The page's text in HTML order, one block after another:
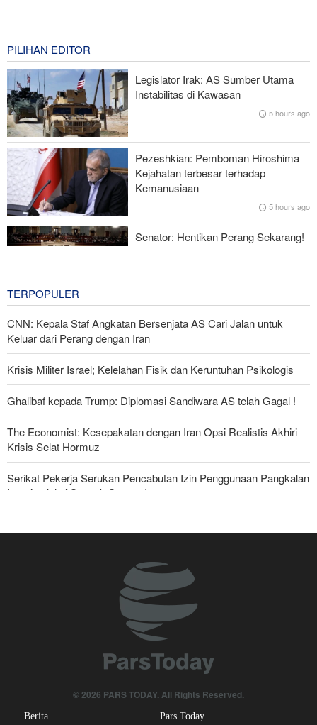
Hulu Ledak Manuver dan Antena Anti-Jamming: Lonjakan
Kualitatif Rudal Kheibar Shekan
Zolghadr: Selat Hormuz Hanya Akan Dibuka Jika AS Perbaiki
Perilaku—Ini 6 Syaratnya!
Norouzi: Jurnalis Berdiri di Titik Pertemuan antara Realitas dan
Opini Publik
Menhan Pakistan: Persatuan Negara-negara Islam dalam
Melawan Zionis Urgen
PILIHAN EDITOR
Legislator Irak: AS Sumber Utama
Instabilitas di Kawasan
5 hours ago
Pezeshkian: Pemboman Hiroshima
Kejahatan terbesar terhadap
Kemanusiaan
5 hours ago
Senator: Hentikan Perang Sekarang!
TERPOPULER
CNN: Kepala Staf Angkatan Bersenjata AS Cari Jalan untuk
Keluar dari Perang dengan Iran
Krisis Militer Israel; Kelelahan Fisik dan Keruntuhan Psikologis
Ghalibaf kepada Trump: Diplomasi Sandiwara AS telah Gagal !
The Economist: Kesepakatan dengan Iran Opsi Realistis Akhiri
Krisis Selat Hormuz
Serikat Pekerja Serukan Pencabutan Izin Penggunaan Pangkalan
Inggris oleh AS untuk Serang Iran
Foreign Affairs: AS Harus Tinggalkan Asia Barat
Mengapa Lobi Zionis di Amerika Tidak Lagi Seefektif Dulu?
Anggota Kongres AS Khawatirkan Dampak Menipisnya Rudal
Sanders: Trump Berbahaya Seret AS dalam Perang yang
Menghancurkan© 2026 PARS TODAY. All Rights Reserved.
Berita Pars Today